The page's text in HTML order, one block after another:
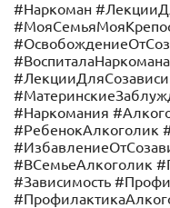
#Наркоман
#Наркомания
#РебенокАлкоголик
#ВСемьеАлкоголик
#Зависимость